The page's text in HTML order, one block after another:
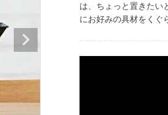
は、ちょっと置きたい
にお好みの具材をくぐ